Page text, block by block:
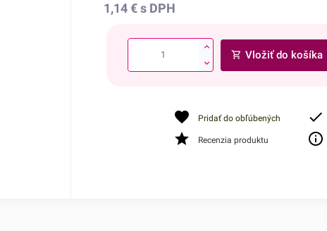
1,14€s DPH
Vložiť do košíka
Pridať do obľúbených
Recenzia produktu